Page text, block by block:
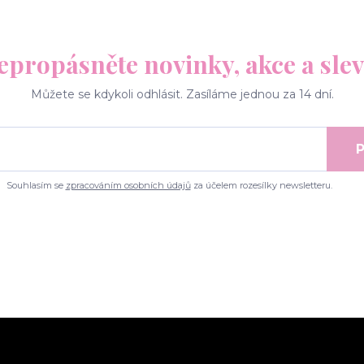
novinky, akce a
Můžete se kdykoli odhlásit. Zasíláme jednou za 14 dní.
Souhlasím se zpracováním osobních údajůza účelem rozesílky newsletteru.